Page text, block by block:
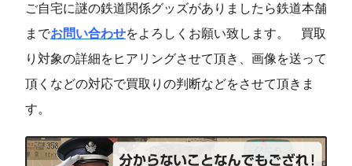
ご自宅に謎の鉄道関係グッズがありましたら鉄道本舗
までお問い合わせをよろしくお願い致します。
買取
り対象の詳細をヒアリングさせて頂き、画像を送って
頂くなどの対応で買取りの判断などをさせて頂きま
す。